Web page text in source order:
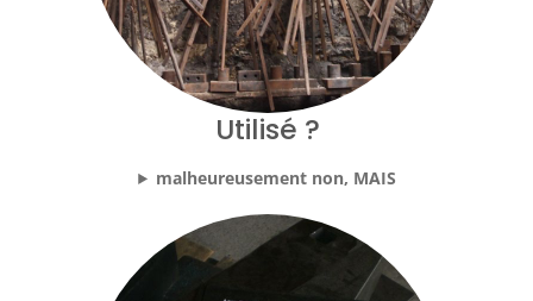
Utilisé ?
malheureusement non, MAIS